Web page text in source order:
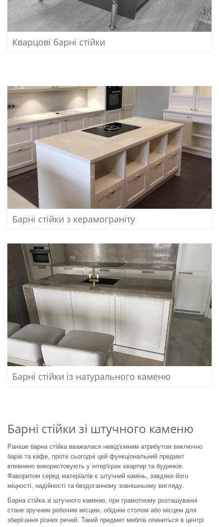
Кварцові барні стійки
Барні стійки з керамограніту
Барні стійки із натурального каменю
Барні стійки зі штучного каменю
Раніше барна стійка вважалася невід'ємним атрибутом виключно
барів та кафе, проте сьогодні цей функціональний предмет
впевнено використовують у інтер'єрах квартир та будинків.
Фаворитом серед матеріалів є штучний камінь, завдяки його
міцності, надійності та бездоганному зовнішньому вигляду.
Барна стійка зі штучного каменю, при грамотному розташуванні
стане зручним робочим місцем, обіднім столом або місцем для
зберігання різних речей. Такий предмет меблів опиниться в центрі